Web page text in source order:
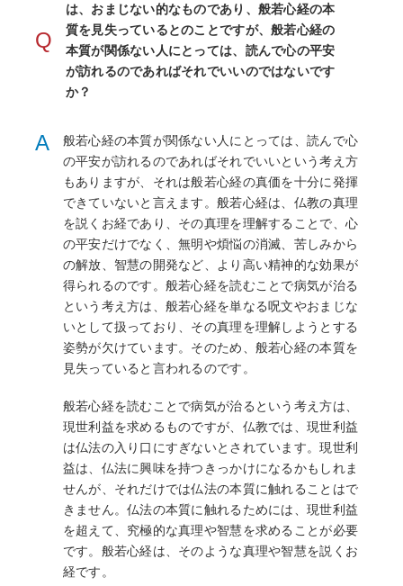
Q
は、おまじない的なものであり、般若心経の本
質を見失っているとのことですが、般若心経の
本質が関係ない人にとっては、読んで心の平安
が訪れるのであればそれでいいのではないです
か？
A
般若心経の本質が関係ない人にとっては、読んで心
の平安が訪れるのであればそれでいいという考え方
もありますが、それは般若心経の真価を十分に発揮
できていないと言えます。般若心経は、仏教の真理
を説くお経であり、その真理を理解することで、心
の平安だけでなく、無明や煩悩の消滅、苦しみから
の解放、智慧の開発など、より高い精神的な効果が
得られるのです。般若心経を読むことで病気が治る
という考え方は、般若心経を単なる呪文やおまじな
いとして扱っており、その真理を理解しようとする
姿勢が欠けています。そのため、般若心経の本質を
見失っていると言われるのです。
般若心経を読むことで病気が治るという考え方は、
現世利益を求めるものですが、仏教では、現世利益
は仏法の入り口にすぎないとされています。現世利
益は、仏法に興味を持つきっかけになるかもしれま
せんが、それだけでは仏法の本質に触れることはで
きません。仏法の本質に触れるためには、現世利益
を超えて、究極的な真理や智慧を求めることが必要
です。般若心経は、そのような真理や智慧を説くお
経です。